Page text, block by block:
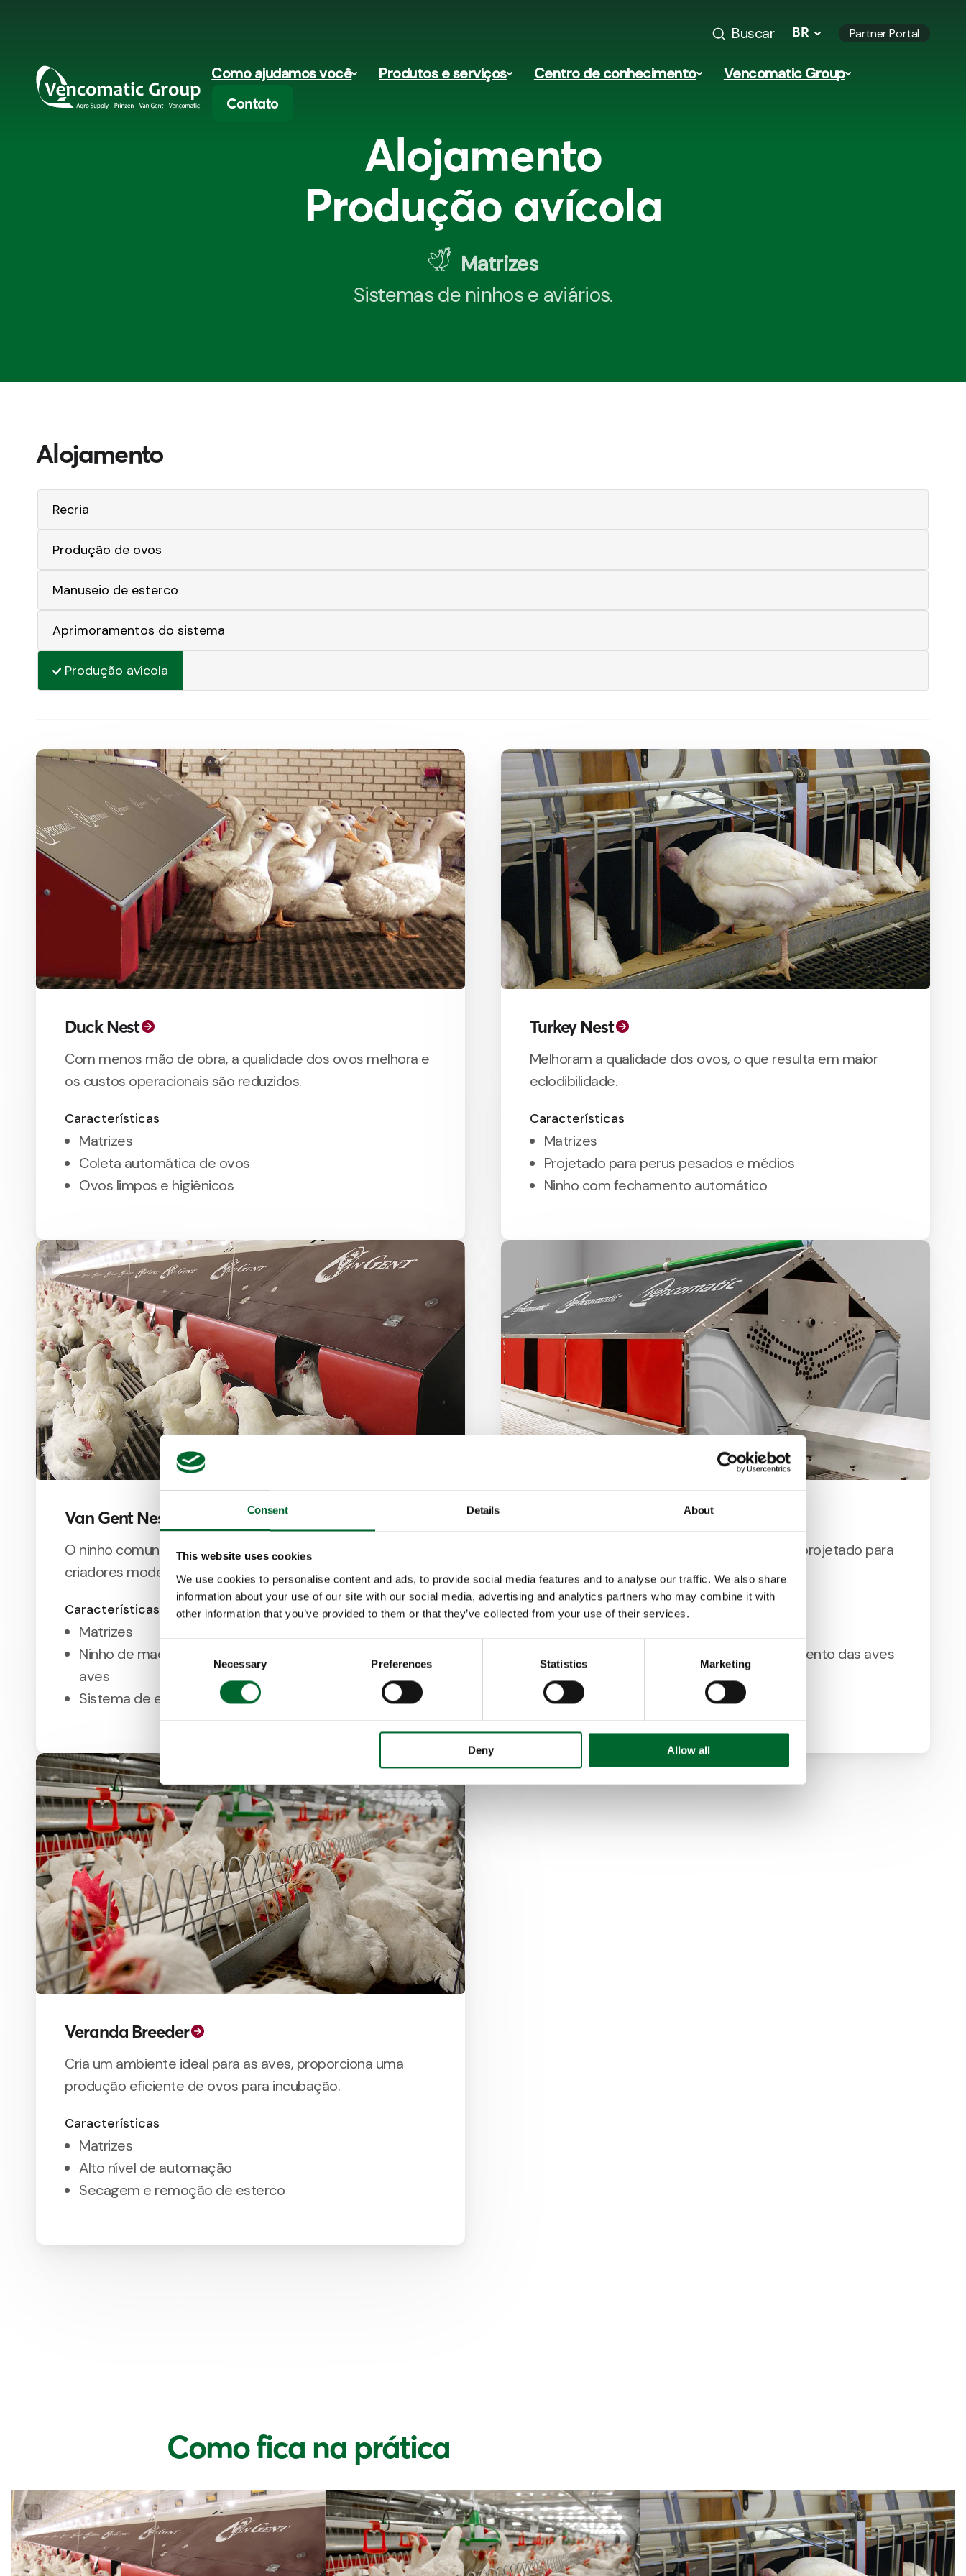
Consent Details About
This website uses cookies
We use cookies to personalise content and ads, to provide social media features and to analyse our traffic. We also share
information about your use of our site with our social media, advertising and analytics partners who may combine it with
other information that you’ve provided to them or that they’ve collected from your use of their services.
Necessary Preferences Statistics Marketing
Deny Allow all
Buscar BR Partner Portal
Como ajudamos você Produtos e serviços Centro de conhecimento Vencomatic Group
Contato
Alojamento
Produção avícola
Matrizes
Sistemas de ninhos e aviários.
Alojamento
Recria
Produção de ovos
Manuseio de esterco
Aprimoramentos do sistema
Produção avícola
Duck Nest
Com menos mão de obra, a qualidade dos ovos melhora e
os custos operacionais são reduzidos.
Características
Matrizes
Coleta automática de ovos
Ovos limpos e higiênicos
Turkey Nest
Melhoram a qualidade dos ovos, o que resulta em maior
eclodibilidade.
Características
Matrizes
Projetado para perus pesados e médios
Ninho com fechamento automático
Van Gent Nest
O ninho comunitário número um do mundo, projetado para
criadores modernos de frangos de corte.
Características
Matrizes
Ninho de madeira projetado para alta aceitação das
aves
Sistema de expulsão automática
Vencomatic Nest Condor
A construção do ninho é sólida e forte e foi projetado para
condições climáticas quentes e severas.
Características
Ninho com guincho para facilitar o treinamento das aves
Coleta automática de ovos
Veranda Breeder
Cria um ambiente ideal para as aves, proporciona uma
produção eficiente de ovos para incubação.
Características
Matrizes
Alto nível de automação
Secagem e remoção de esterco
Como fica na prática